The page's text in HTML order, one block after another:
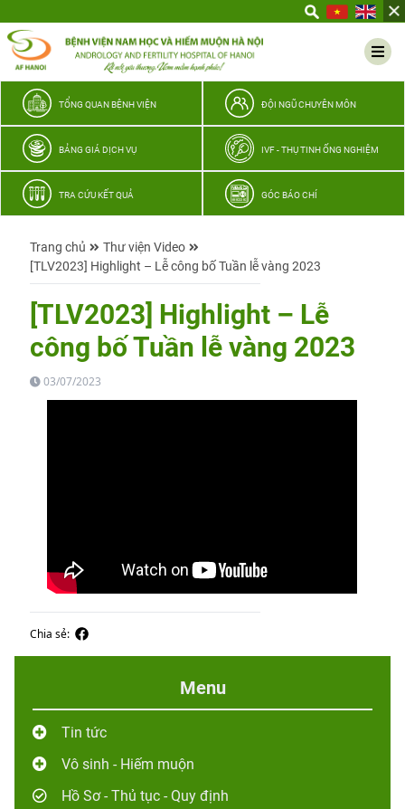
thương
TỔNG QUAN BỆNH VIỆN ĐỘI NGŨ CHUYÊN MÔN
BẢNG GIÁ DỊCH VỤ IVF - THỤ TINH ỐNG NGHIỆM
TRA CỨU KẾT QUẢ GÓC BÁO CHÍ
Trang chủ
Thư viện Video
[TLV2023] Highlight – Lễ công bố Tuần lễ vàng 2023
[TLV2023] Highlight – Lễ
công bố Tuần lễ vàng 2023
03/07/2023
Chia sẻ:
Menu
Tin tức
Vô sinh - Hiếm muộn
Hồ Sơ - Thủ tục - Quy định